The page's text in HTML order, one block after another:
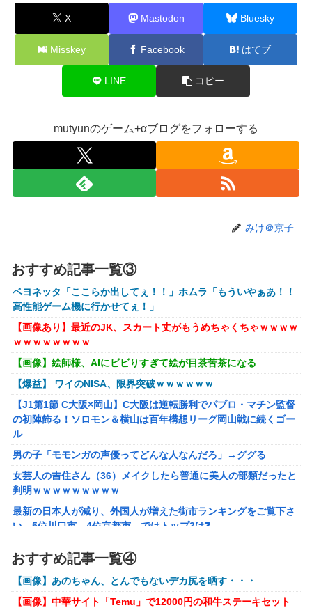
【画像】20年前のAV、キチガイすぎるwwwwww
管理会社から厳重注意されてお気持ち表明ｗｗｗ
【悲報】粗品、永久追放ｗｗｗｗｗｗｗｗｗｗｗｗｗｗｗ
【画像】キングダムの河了貂、「あったけぇ壁」に引き続き
更に味方をぶっ殺す作戦を実行する
【艦これ】でもイベントのたびに思うんだ 空母機動部隊っ
てクソだわ！
【にじさんじ】五木、長尾に表計算ソフトの便利さを理解ら
せる『エクセルに感動してるおじさん見てなんか感動する』
【にじ甲2026】ところで野球って魔法使うのOKなんやっ
け？
LOVEｗｗｗ
「ドラクエ11」攻略感想(54/クリア後)マルティナの「しん
ぴのビスチェ」可愛い！そしてメドローアやギガバーストき
たー！
【虹ヶ咲】「夏はせつ泣き」がキャッチコピーの映画【ラブ
【画像】 YouTubeコメント欄、キレッキレ
【速報】 ひろゆき、離婚ｗｗｗｗｗｗ
【ガンダムＷ】あのメンツのなかでは比較的常識のあるほう
なのがデュオだよね
【ウマ娘】コミケで配布予定だった非公式グッズ「オグリキ
ャップタマモクロスアクリル定規」意外(?)な落とし穴によ
り配布を撤回することに…
X Mastodon Bluesky
Misskey Facebook はてブ
LINE コピー
mutyunのゲーム+αブログをフォローする
みけ＠京子
おすすめ記事一覧③
ベヨネッタ「ここらか出してぇ！！」ホムラ「もういやぁあ！！
高性能ゲーム機に行かせてぇ！」
【画像あり】最近のJK、スカート丈がもうめちゃくちゃｗｗｗｗ
ｗｗｗｗｗｗｗｗ
【画像】絵師様、AIにビビりすぎて絵が目茶苦茶になる
【爆益】 ワイのNISA、限界突破ｗｗｗｗｗｗ
【J1第1節 C大阪×岡山】C大阪は逆転勝利でパブロ・マチン監督
の初陣飾る！ソロモン＆横山は百年構想リーグ岡山戦に続くゴー
ル
男の子「モモンガの声優ってどんな人なんだろ」→ググる
女芸人の吉住さん（36）メイクしたら普通に美人の部類だったと
判明ｗｗｗｗｗｗｗｗｗ
最新の日本人が減り、外国人が増えた街市ランキングをご覧下さ
い→5位川口市、4位京都市、ではトップ3は❓
生・・・
【画像あり】インフルエンサー「20歳でアルファード一括で買え
ちゃう私って素敵」
おすすめ記事一覧④
【画像】あのちゃん、とんでもないデカ尻を晒す・・・
【画像】中華サイト「Temu」で12000円の和牛ステーキセット